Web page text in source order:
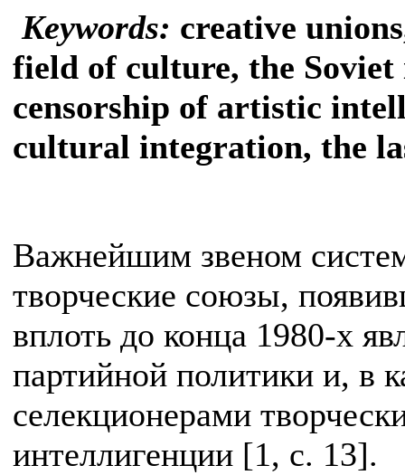
Keywords: creative
field of culture, the Soviet
censorship of artistic
cultural integration, the
Важнейшим звеном
творческие союзы,
вплоть до конца 1980-х
партийной политики и, в
селекционерами
интеллигенции [1, с. 13].